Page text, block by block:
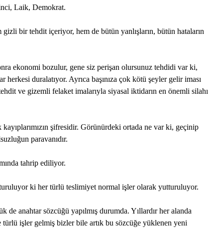
Laik, Demokrat.
gizli bir tehdit içeriyor, hem de bütün yanlışların, bütün hataların
ekonomi bozulur, gene siz perişan olursunuz tehdidi var ki,
herkesi duralatıyor. Ayrıca başınıza çok kötü şeyler gelir iması
ve gizemli felaket imalarıyla siyasal iktidarın en önemli silahı
şifresidir. Görünürdeki ortada ne var ki, geçinip
paravanıdır.
tahrip ediliyor.
ki her türlü teslimiyet normal işler olarak yutturuluyor.
de anahtar sözcüğü yapılmış durumda. Yıllardır her alanda
türlü işler gelmiş bizler bile artık bu sözcüğe yüklenen yeni